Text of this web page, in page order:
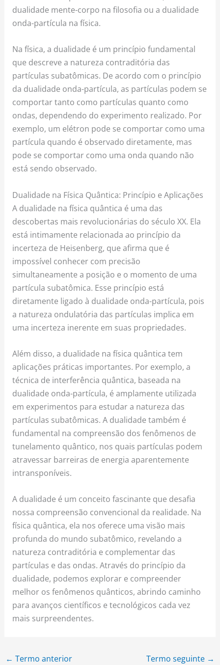
dualidade mente-corpo na filosofia ou a dualidade
onda-partícula na física.
Na física, a dualidade é um princípio fundamental
que descreve a natureza contraditória das
partículas subatômicas. De acordo com o princípio
da dualidade onda-partícula, as partículas podem se
comportar tanto como partículas quanto como
ondas, dependendo do experimento realizado. Por
exemplo, um elétron pode se comportar como uma
partícula quando é observado diretamente, mas
pode se comportar como uma onda quando não
está sendo observado.
Dualidade na Física Quântica: Princípio e Aplicações
A dualidade na física quântica é uma das
descobertas mais revolucionárias do século XX. Ela
está intimamente relacionada ao princípio da
incerteza de Heisenberg, que afirma que é
impossível conhecer com precisão
simultaneamente a posição e o momento de uma
partícula subatômica. Esse princípio está
diretamente ligado à dualidade onda-partícula, pois
a natureza ondulatória das partículas implica em
uma incerteza inerente em suas propriedades.
Além disso, a dualidade na física quântica tem
aplicações práticas importantes. Por exemplo, a
técnica de interferência quântica, baseada na
dualidade onda-partícula, é amplamente utilizada
em experimentos para estudar a natureza das
partículas subatômicas. A dualidade também é
fundamental na compreensão dos fenômenos de
tunelamento quântico, nos quais partículas podem
atravessar barreiras de energia aparentemente
intransponíveis.
A dualidade é um conceito fascinante que desafia
nossa compreensão convencional da realidade. Na
física quântica, ela nos oferece uma visão mais
profunda do mundo subatômico, revelando a
natureza contraditória e complementar das
partículas e das ondas. Através do princípio da
dualidade, podemos explorar e compreender
melhor os fenômenos quânticos, abrindo caminho
para avanços científicos e tecnológicos cada vez
mais surpreendentes.
← Termo anterior Termo seguinte →